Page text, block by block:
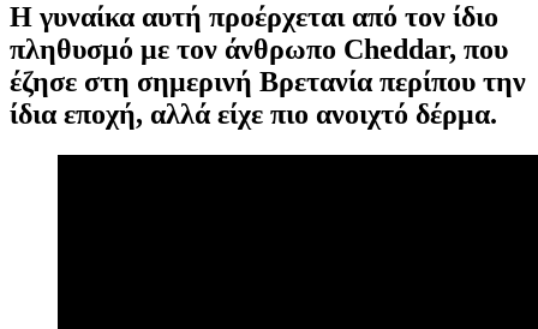
Η γυναίκα αυτή προέρχεται από τον ίδιο
πληθυσμό με τον άνθρωπο Cheddar, που
έζησε στη σημερινή Βρετανία περίπου την
ίδια εποχή, αλλά είχε πιο ανοιχτό δέρμα.